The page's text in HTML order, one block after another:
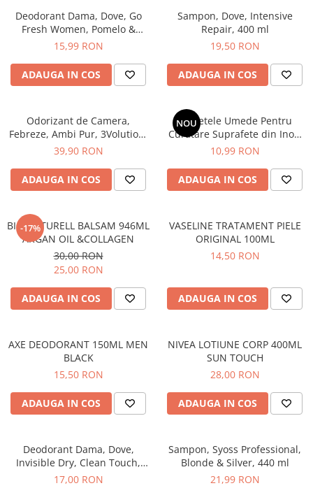
Pasta de Dinti
Periuta de Dinti
Scutece pentru Copii
Ingrijire Personala
Creme de Maini
Deodorante si Antiperspirante
Deodorant Dama
Deodorant Unisex
Dus si Baie
Gel de Dus pentru Barbati
Sare de Baie
Spumant de Baie
Epilare
Igiena Intima
Absorbante Incontinenta
Absorbante Zilnice
Deodorant Dama, Dove, Go
Fresh Women, Pomelo &
Lemongrass, Spray, 150 ml
15,99 RON
ADAUGA IN COS
Sampon, Dove, Intensive
Repair, 400 ml
19,50 RON
ADAUGA IN COS
Odorizant de Camera,
Febreze, Ambi Pur, 3Volution,
Aparat Electric + Rezerva,
39,90 RON
ADAUGA IN COS
NOU
Servetele Umede Pentru
Curatare Suprafete din Inox,
Green Shield, 70 buc
10,99 RON
ADAUGA IN COS
-17%
BIO NATURELL BALSAM 946ML
ARGAN OIL &COLLAGEN
30,00 RON
25,00 RON
ADAUGA IN COS
VASELINE TRATAMENT PIELE
ORIGINAL 100ML
14,50 RON
ADAUGA IN COS
AXE DEODORANT 150ML MEN
BLACK
15,50 RON
ADAUGA IN COS
NIVEA LOTIUNE CORP 400ML
SUN TOUCH
28,00 RON
ADAUGA IN COS
Deodorant Dama, Dove,
Invisible Dry, Clean Touch,
Spray, 150 ml
17,00 RON
Sampon, Syoss Professional,
Blonde & Silver, 440 ml
21,99 RON